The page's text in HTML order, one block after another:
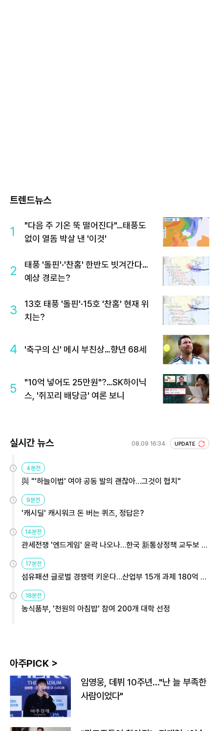
트렌드뉴스
1
"다음 주 기온 뚝 떨어진다"…태풍도
없이 열돔 박살 낸 '이것'
2
태풍 '돌핀'·'찬홈' 한반도 빗겨간다…
예상 경로는?
3
13호 태풍 '돌핀'·15호 '찬홈' 현재 위
치는?
4 '축구의 신' 메시 부친상…향년 68세
5
"10억 넣어도 25만원"?…SK하이닉
스, '쥐꼬리 배당금' 여론 보니
실시간 뉴스 08.09 16:34 UPDATE
4분전
與 "'하늘이법' 여야 공동 발의 괜찮아…그것이 협치"
9분전
'캐시딜' 캐시워크 돈 버는 퀴즈, 정답은?
14분전
관세전쟁 '엔드게임' 윤곽 나오나…한국 新통상정책 교두보 활
17분전
섬유패션 글로벌 경쟁력 키운다…산업부 15개 과제 180억 지
18분전
농식품부, '천원의 아침밥' 참여 200개 대학 선정
아주PICK >
임영웅, 데뷔 10주년…"난 늘 부족한
사람이었다"